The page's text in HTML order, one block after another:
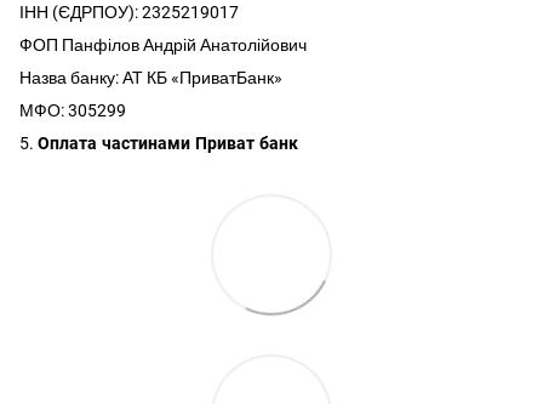
ІНН (ЄДРПОУ): 2325219017
ФОП Панфілов Андрій Анатолійович
Назва банку: АТ КБ «ПриватБанк»
МФО: 305299
5. Оплата частинами Приват банк